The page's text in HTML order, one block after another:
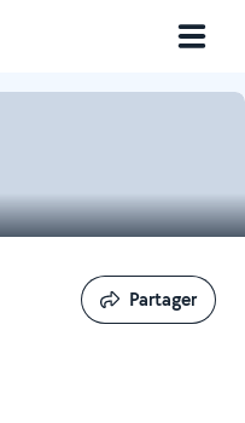
Partager
Partager